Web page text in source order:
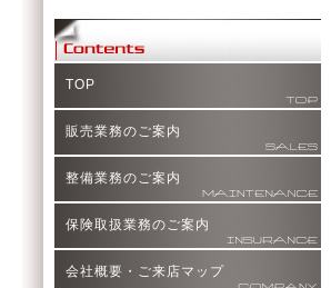
TOP
販売業務のご案内
整備業務のご案内
保険取扱業務のご案内
会社概要・ご来店マップ